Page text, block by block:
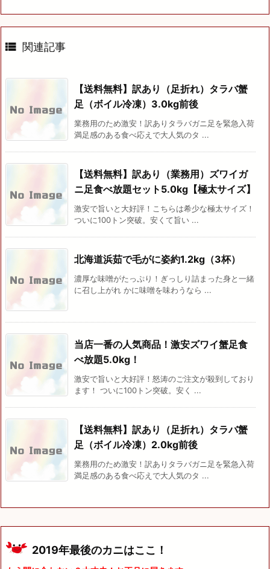
 関連記事
【送料無料】訳あり（足折れ）タラバ蟹
足（ボイル冷凍）3.0kg前後
業務用のため激安！訳ありタラバガニ足を緊急入荷
満足感のある食べ応えで大人気のタ ...
【送料無料】訳あり（業務用）ズワイガ
ニ足食べ放題セット5.0kg【極太サイズ】
激安で旨いと大好評！こちらは希少な極太サイズ！
ついに100トン突破。安くて旨い ...
北海道浜茹で毛がに姿約1.2kg（3杯）
濃厚な味噌がたっぷり！ぎっしり詰まった身と一緒
に召し上がれ かに味噌を味わうなら ...
当店一番の人気商品！激安ズワイ蟹足食
べ放題5.0kg！
激安で旨いと大好評！怒涛のご注文が殺到しており
ます！ ついに100トン突破。安く ...
【送料無料】訳あり（足折れ）タラバ蟹
足（ボイル冷凍）2.0kg前後
業務用のため激安！訳ありタラバガニ足を緊急入荷
満足感のある食べ応えで大人気のタ ...
2019年最後のカニはここ！